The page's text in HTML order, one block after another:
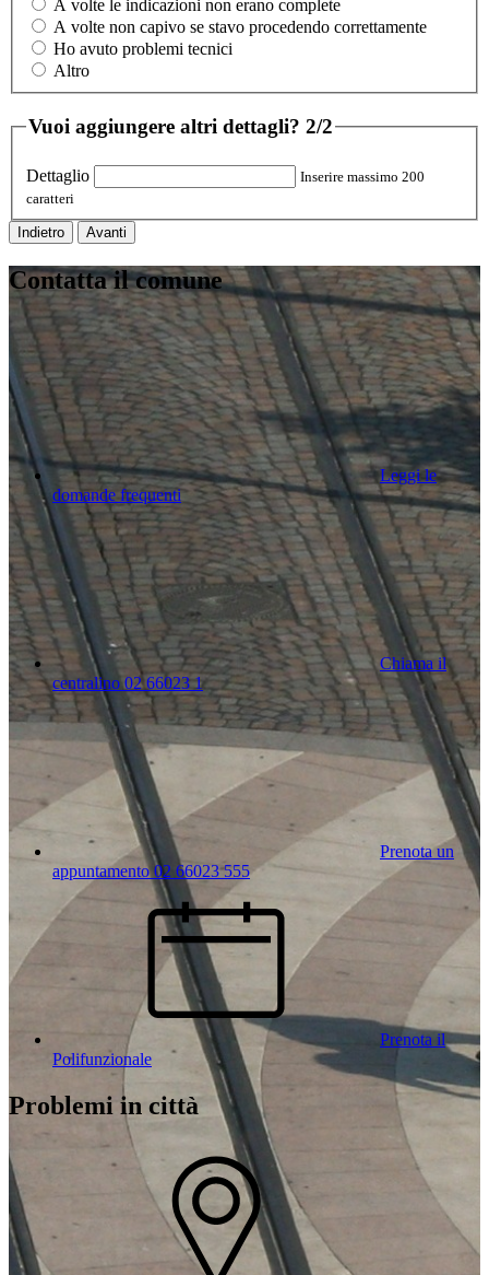
A volte le indicazioni non erano complete
A volte non capivo se stavo procedendo correttamente
Ho avuto problemi tecnici
Altro
Vuoi aggiungere altri dettagli? 2/2
Dettaglio
Inserire massimo 200
caratteri
Indietro Avanti
Contatta il comune
Leggi le
domande frequenti
Chiama il
centralino 02 66023 1
Prenota un
appuntamento 02 66023 555
Prenota il
Polifunzionale
Problemi in città